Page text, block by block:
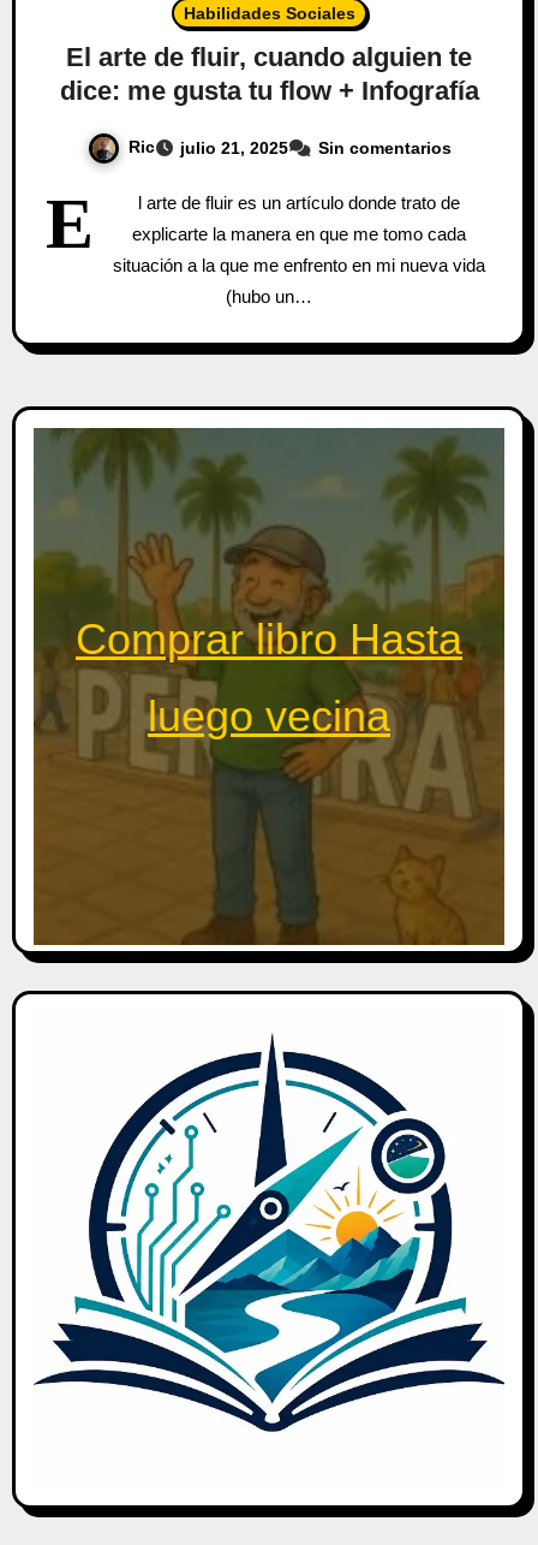
Habilidades Sociales
El arte de fluir, cuando alguien te
dice: me gusta tu flow + Infografía
Ric julio 21, 2025 Sin comentarios
E
l arte de fluir es un artículo donde trato de
explicarte la manera en que me tomo cada
situación a la que me enfrento en mi nueva vida
(hubo un…
Comprar libro Hasta
luego vecina